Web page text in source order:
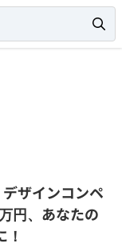
デザインコンペ
円、あなたの